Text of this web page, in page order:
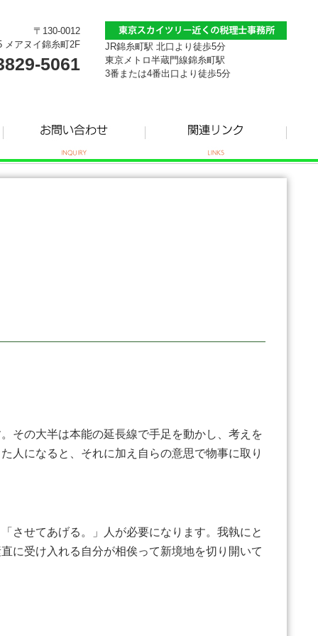
〒130-0012
メアヌイ錦糸町2F
5061
JR錦糸町駅 北口より徒歩5分
東京メトロ半蔵門線錦糸町駅
3番または4番出口より徒歩5分
その大半は本能の延長線で手足を動かし、考えを
人になると、それに加え自らの意思で物事に取り
させてあげる。」人が必要になります。我執にと
に受け入れる自分が相俟って新境地を切り開いて